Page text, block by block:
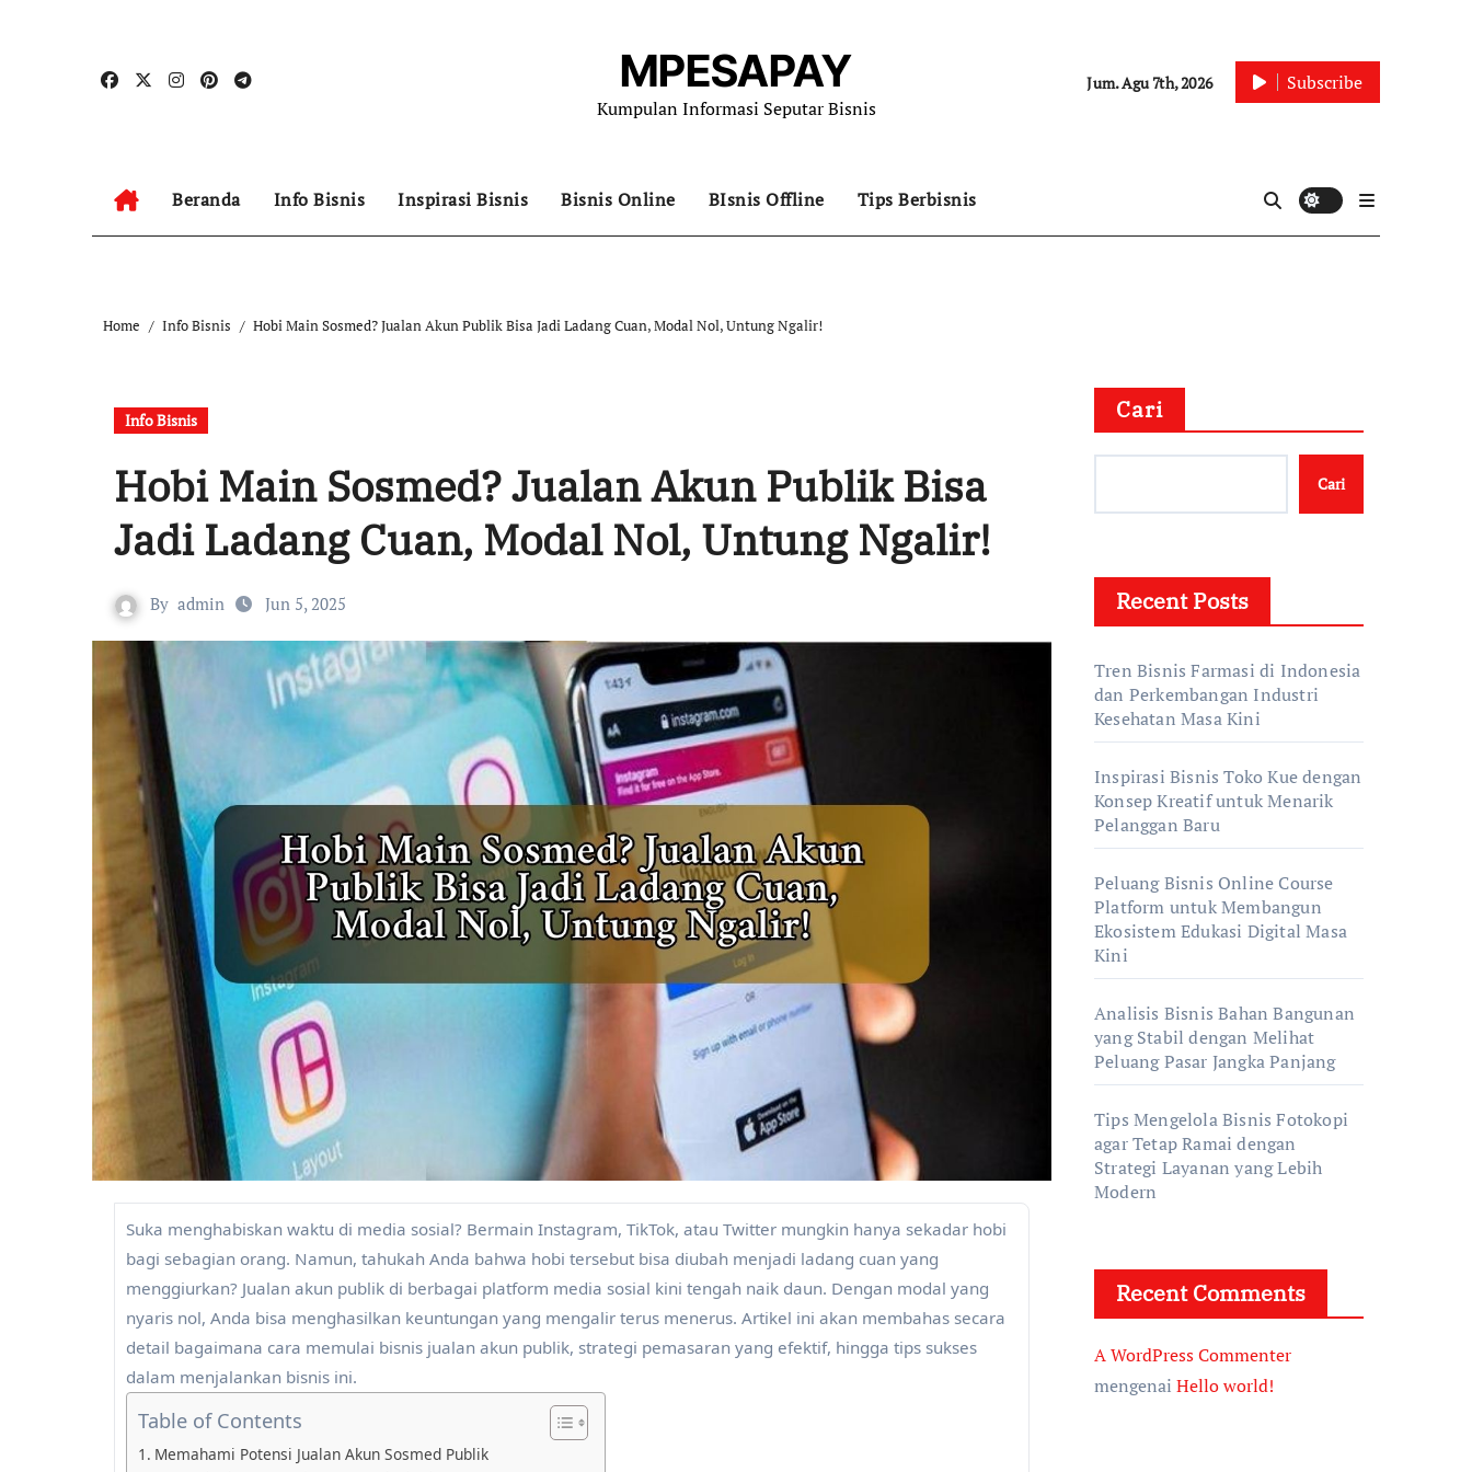
MPESAPAY
Kumpulan Informasi Seputar Bisnis
Jum. Agu 7th, 2026 Subscribe
Beranda Info Bisnis Inspirasi Bisnis Bisnis Online BIsnis Offline Tips Berbisnis
Home Info Bisnis Hobi Main Sosmed? Jualan Akun Publik Bisa Jadi Ladang Cuan, Modal Nol, Untung Ngalir!
Info Bisnis
Hobi Main Sosmed? Jualan Akun Publik Bisa
Jadi Ladang Cuan, Modal Nol, Untung Ngalir!
By admin Jun 5, 2025
Suka menghabiskan waktu di media sosial? Bermain Instagram, TikTok, atau Twitter mungkin hanya sekadar hobi
bagi sebagian orang. Namun, tahukah Anda bahwa hobi tersebut bisa diubah menjadi ladang cuan yang
menggiurkan? Jualan akun publik di berbagai platform media sosial kini tengah naik daun. Dengan modal yang
nyaris nol, Anda bisa menghasilkan keuntungan yang mengalir terus menerus. Artikel ini akan membahas secara
detail bagaimana cara memulai bisnis jualan akun publik, strategi pemasaran yang efektif, hingga tips sukses
dalam menjalankan bisnis ini.
Table of Contents
Memahami Potensi Jualan Akun Sosmed Publik
Cari
Cari
Recent Posts
Tren Bisnis Farmasi di Indonesia
dan Perkembangan Industri
Kesehatan Masa Kini
Inspirasi Bisnis Toko Kue dengan
Konsep Kreatif untuk Menarik
Pelanggan Baru
Peluang Bisnis Online Course
Platform untuk Membangun
Ekosistem Edukasi Digital Masa
Kini
Analisis Bisnis Bahan Bangunan
yang Stabil dengan Melihat
Peluang Pasar Jangka Panjang
Tips Mengelola Bisnis Fotokopi
agar Tetap Ramai dengan
Strategi Layanan yang Lebih
Modern
Recent Comments
A WordPress Commenter
mengenai Hello world!